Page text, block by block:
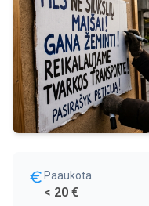
Paaukota
< 20 €